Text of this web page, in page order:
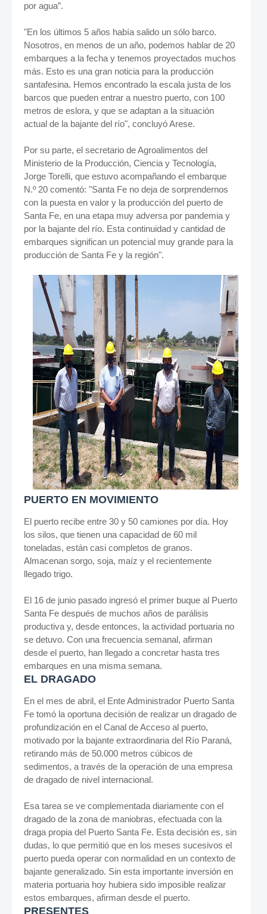
por agua”.
"En los últimos 5 años había salido un sólo barco.
Nosotros, en menos de un año, podemos hablar de 20
embarques a la fecha y tenemos proyectados muchos
más. Esto es una gran noticia para la producción
santafesina. Hemos encontrado la escala justa de los
barcos que pueden entrar a nuestro puerto, con 100
metros de eslora, y que se adaptan a la situación
actual de la bajante del río", concluyó Arese.
Por su parte, el secretario de Agroalimentos del
Ministerio de la Producción, Ciencia y Tecnología,
Jorge Torelli, que estuvo acompañando el embarque
N.º 20 comentó: "Santa Fe no deja de sorprendernos
con la puesta en valor y la producción del puerto de
Santa Fe, en una etapa muy adversa por pandemia y
por la bajante del río. Esta continuidad y cantidad de
embarques significan un potencial muy grande para la
producción de Santa Fe y la región".
PUERTO EN MOVIMIENTO
El puerto recibe entre 30 y 50 camiones por día. Hoy
los silos, que tienen una capacidad de 60 mil
toneladas, están casi completos de granos.
Almacenan sorgo, soja, maíz y el recientemente
llegado trigo.
El 16 de junio pasado ingresó el primer buque al Puerto
Santa Fe después de muchos años de parálisis
productiva y, desde entonces, la actividad portuaria no
se detuvo. Con una frecuencia semanal, afirman
desde el puerto, han llegado a concretar hasta tres
embarques en una misma semana.
EL DRAGADO
En el mes de abril, el Ente Administrador Puerto Santa
Fe tomó la oportuna decisión de realizar un dragado de
profundización en el Canal de Acceso al puerto,
motivado por la bajante extraordinaria del Río Paraná,
retirando más de 50.000 metros cúbicos de
sedimentos, a través de la operación de una empresa
de dragado de nivel internacional.
Esa tarea se ve complementada diariamente con el
dragado de la zona de maniobras, efectuada con la
draga propia del Puerto Santa Fe. Esta decisión es, sin
dudas, lo que permitió que en los meses sucesivos el
puerto pueda operar con normalidad en un contexto de
bajante generalizado. Sin esta importante inversión en
materia portuaria hoy hubiera sido imposible realizar
estos embarques, afirman desde el puerto.
PRESENTES